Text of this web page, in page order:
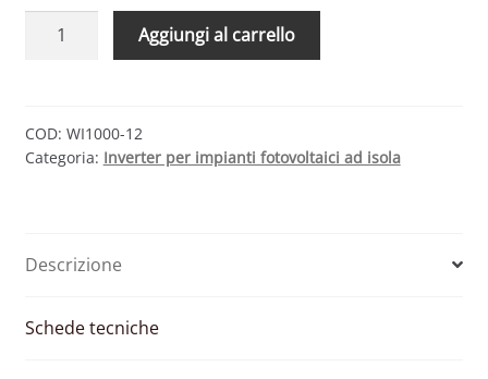
Inverter
12V
Stand
Co.
Aggiungi al carrello
COD: WI1000-12
Categoria: Inverter per impianti fotovoltaici ad isola
Descrizione
Schede tecniche